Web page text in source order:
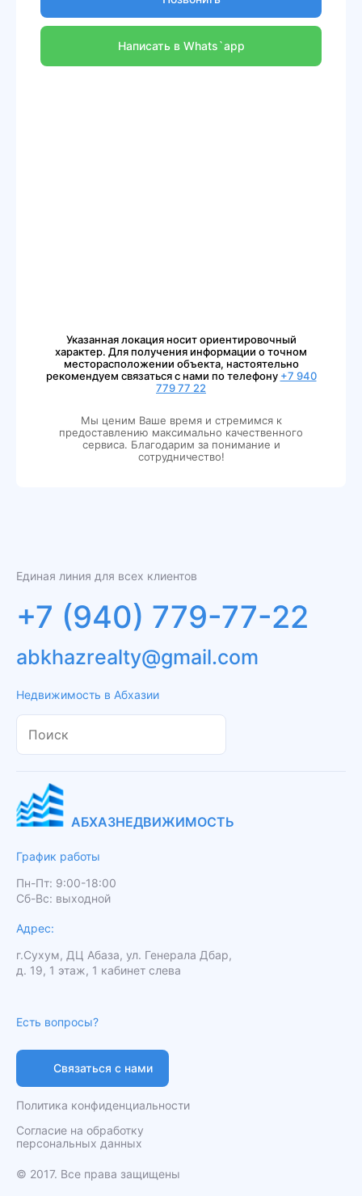
Написать в Whats`app
Указанная локация носит ориентировочный
характер. Для получения информации о точном
месторасположении объекта, настоятельно
рекомендуем связаться с нами по телефону +7 940
779 77 22
Мы ценим Ваше время и стремимся к
предоставлению максимально качественного
сервиса. Благодарим за понимание и
сотрудничество!
Единая линия для всех клиентов
+7 (940) 779-77-22
Недвижимость в Абхазии
abkhazrealty@gmail.com
АБХАЗНЕДВИЖИМОСТЬ
График работы
Пн-Пт: 9:00-18:00
Сб-Вс: выходной
Адрес:
г.Сухум, ДЦ Абаза, ул. Генерала Дбар,
д. 19, 1 этаж, 1 кабинет слева
Политика конфиденциальности
Согласие на обработку
персональных данных
️© 2017. Все права защищены
Есть вопросы?
Связаться с нами